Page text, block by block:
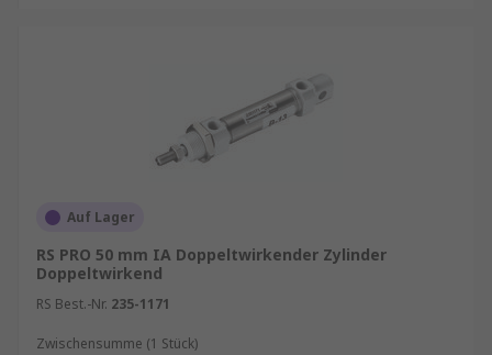
Auf Lager
RS PRO 50 mm IA Doppeltwirkender Zylinder
Doppeltwirkend
RS Best.-Nr. 235-1171
Zwischensumme (1 Stück)